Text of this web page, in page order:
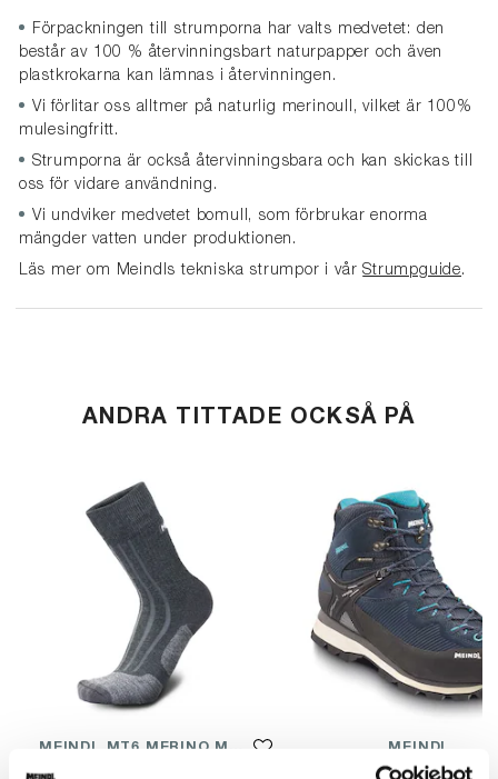
Förpackningen till strumporna har valts medvetet: den
består av 100 % återvinningsbart naturpapper och även
plastkrokarna kan lämnas i återvinningen.
Vi förlitar oss alltmer på naturlig merinoull, vilket är 100%
mulesingfritt.
Strumporna är också återvinningsbara och kan skickas till
oss för vidare användning.
Vi undviker medvetet bomull, som förbrukar enorma
mängder vatten under produktionen.
Läs mer om Meindls tekniska strumpor i vårStrumpguide.
ANDRA TITTADE OCKSÅ PÅ
VANDRING "MERINO"
MEINDL
TERLAN LADY GTX®